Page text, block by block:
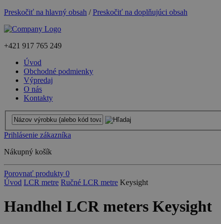
Preskočiť na hlavný obsah /Preskočiť na doplňujúci obsah
+421 917 765 249
Úvod
Obchodné podmienky
Výpredaj
O nás
Kontakty
Prihlásenie zákazníka
Nákupný košík
Porovnať produkty 0
Úvod LCR metre Ručné LCR metre Keysight
Handhel LCR meters Keysight